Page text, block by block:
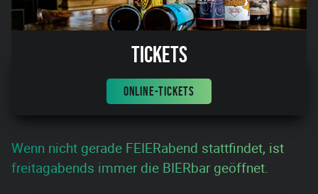
Tickets
ONLINE-TICKETS
Wenn nicht gerade FEIERabend stattfindet, ist
freitagabends immer die BIERbar geöffnet.